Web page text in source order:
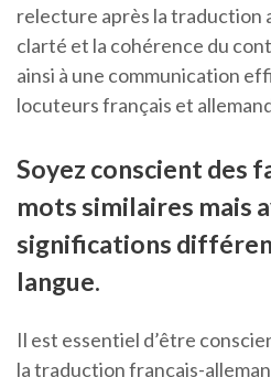
relecture après la traduction
clarté et la cohérence du
ainsi à une communication
locuteurs français et
Soyez conscient des
mots similaires mais
significations
langue.
Il est essentiel d’être
la traduction français-